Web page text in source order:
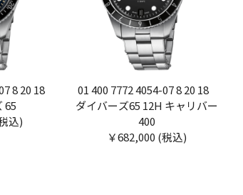
8 20 18
65
込)
01 400 7772 4054-07 8 20 18
ダイバーズ65 12H キャリバー
400
￥682,000 (税込)